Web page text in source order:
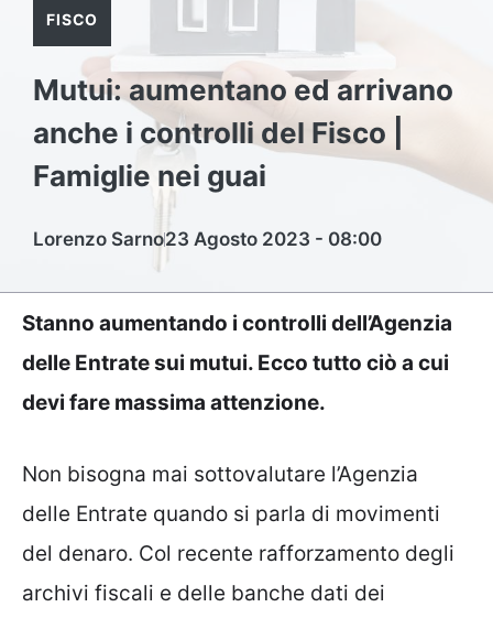
FISCO
Mutui: aumentano ed arrivano
anche i controlli del Fisco |
Famiglie nei guai
Lorenzo Sarno23 Agosto 2023 - 08:00
Stanno aumentando i controlli dell’Agenzia
delle Entrate sui mutui. Ecco tutto ciò a cui
devi fare massima attenzione.
Non bisogna mai sottovalutare l’Agenzia
delle Entrate quando si parla di movimenti
del denaro. Col recente rafforzamento degli
archivi fiscali e delle banche dati dei